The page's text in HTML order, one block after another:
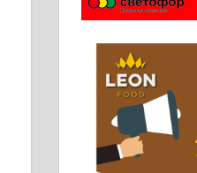
Чистим све
061/32-13-445